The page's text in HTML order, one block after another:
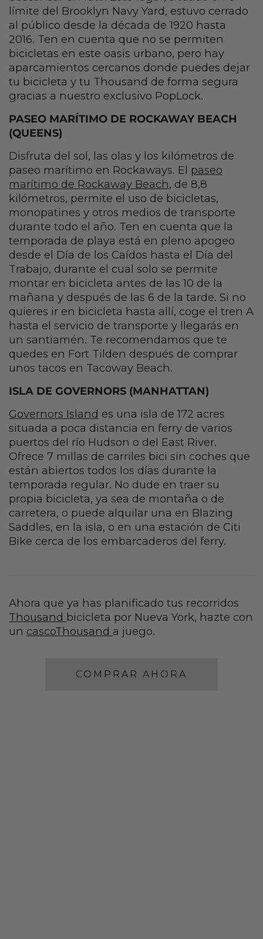
límite del Brooklyn Navy Yard, estuvo cerrado
al público desde la década de 1920 hasta
2016. Ten en cuenta que no se permiten
bicicletas en este oasis urbano, pero hay
aparcamientos cercanos donde puedes dejar
tu bicicleta y tu Thousand de forma segura
gracias a nuestro exclusivo PopLock.
PASEO MARÍTIMO DE ROCKAWAY BEACH
(QUEENS)
Disfruta del sol, las olas y los kilómetros de
paseo marítimo en Rockaways. El paseo
marítimo de Rockaway Beach, de 8,8
kilómetros, permite el uso de bicicletas,
monopatines y otros medios de transporte
durante todo el año. Ten en cuenta que la
temporada de playa está en pleno apogeo
desde el Día de los Caídos hasta el Día del
Trabajo, durante el cual solo se permite
montar en bicicleta antes de las 10 de la
mañana y después de las 6 de la tarde. Si no
quieres ir en bicicleta hasta allí, coge el tren A
hasta el servicio de transporte y llegarás en
un santiamén. Te recomendamos que te
quedes en Fort Tilden después de comprar
unos tacos en Tacoway Beach.
ISLA DE GOVERNORS (MANHATTAN)
Governors Island es una isla de 172 acres
situada a poca distancia en ferry de varios
puertos del río Hudson o del East River.
Ofrece 7 millas de carriles bici sin coches que
están abiertos todos los días durante la
temporada regular. No dude en traer su
propia bicicleta, ya sea de montaña o de
carretera, o puede alquilar una en Blazing
Saddles, en la isla, o en una estación de Citi
Bike cerca de los embarcaderos del ferry.
Ahora que ya has planificado tus recorridos
Thousand bicicleta por Nueva York, hazte con
un cascoThousand a juego.
COMPRAR AHORA